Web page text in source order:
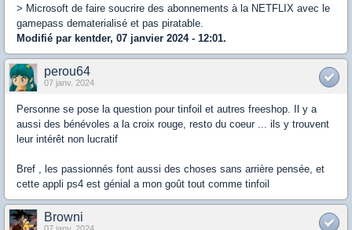
> Microsoft de faire soucrire des abonnements à la NETFLIX avec le
gamepass dematerialisé et pas piratable.
Modifié par kentder, 07 janvier 2024 - 12:01.
perou64
07 janv. 2024
Personne se pose la question pour tinfoil et autres freeshop. Il y a
aussi des bénévoles a la croix rouge, resto du coeur ... ils y trouvent
leur intérêt non lucratif
Bref , les passionnés font aussi des choses sans arrière pensée, et
cette appli ps4 est génial a mon goût tout comme tinfoil
Browni